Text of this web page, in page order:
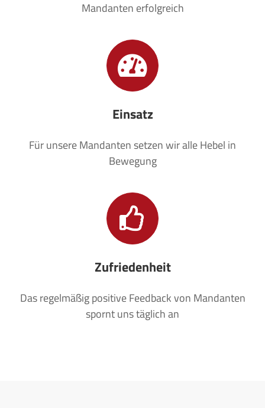
Mandanten erfolgreich
Einsatz
Für unsere Mandanten setzen wir alle Hebel in
Bewegung
Zufriedenheit
Das regelmäßig positive Feedback von Mandanten
spornt uns täglich an